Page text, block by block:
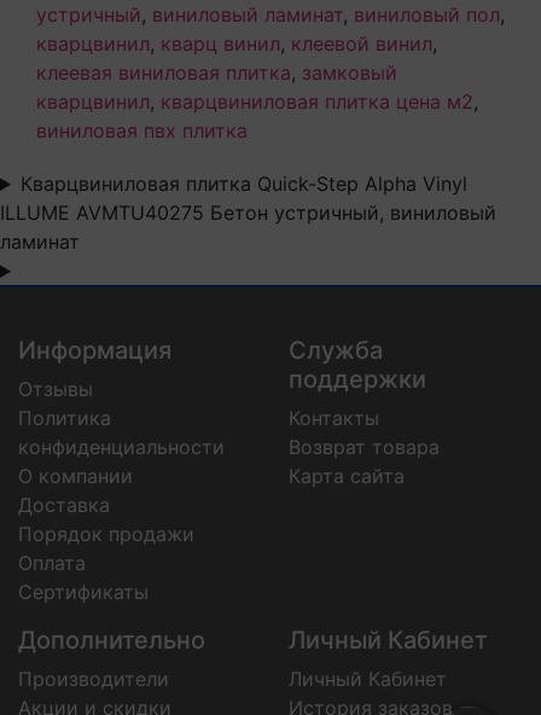
устричный , виниловый ламинат, виниловый пол,
кварцвинил, кварц винил, клеевой винил,
клеевая виниловая плитка, замковый
кварцвинил, кварцвиниловая плитка цена м2 ,
виниловая пвх плитка
Кварцвиниловая плитка Quick-Step Alpha Vinyl
ILLUME AVMTU40275 Бетон устричный, виниловый
ламинат
Информация
Отзывы
Политика
конфиденциальности
О компании
Доставка
Порядок продажи
Оплата
Сертификаты
Служба
поддержки
Контакты
Возврат товара
Карта сайта
Дополнительно
Производители
Акции и скидки
Личный Кабинет
Личный Кабинет
История заказов